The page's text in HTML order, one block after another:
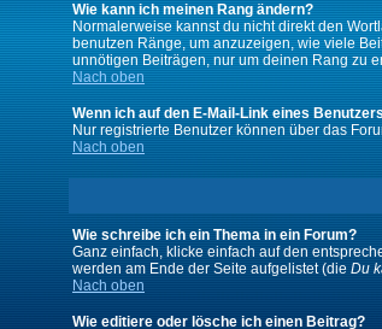
Wie kann ich meinen Rang ändern?
Normalerweise kannst du nicht direkt den
benutzen Ränge, um anzuzeigen, wie viele
unnötigen Beiträgen, nur um deinen Rang zu
Nach oben
Wenn ich auf den E-Mail-Link eines
Nur registrierte Benutzer können über das
Nach oben
Wie schreibe ich ein Thema in ein Forum?
Ganz einfach, klicke einfach auf den
werden am Ende der Seite aufgelistet (die Du
Nach oben
Wie editiere oder lösche ich einen Beitrag?